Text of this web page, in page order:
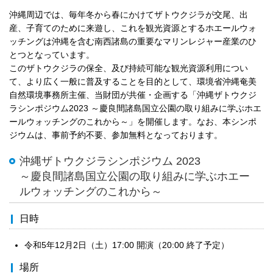
沖縄周辺では、毎年冬から春にかけてザトウクジラが交尾、出
産、子育てのために来遊し、これを観光資源とするホエールウォ
ッチングは沖縄を含む南西諸島の重要なマリンレジャー産業のひ
とつとなっています。
このザトウクジラの保全、及び持続可能な観光資源利用につい
て、より広く一般に普及することを目的として、環境省沖縄奄美
自然環境事務所主催、当財団が共催・企画する「沖縄ザトウクジ
ラシンポジウム2023 ～慶良間諸島国立公園の取り組みに学ぶホエ
ールウォッチングのこれから～」を開催します。なお、本シンポ
ジウムは、事前予約不要、参加無料となっております。
沖縄ザトウクジラシンポジウム 2023
～慶良間諸島国立公園の取り組みに学ぶホエー
ルウォッチングのこれから～
日時
令和5年12月2日（土）17:00 開演（20:00 終了予定）
場所